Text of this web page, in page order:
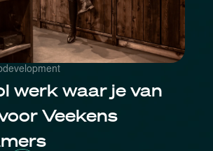
werk waar je van
Veekens